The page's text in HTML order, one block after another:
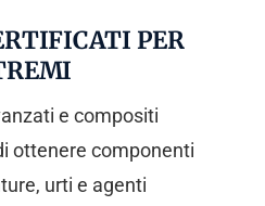
PER
e compositi
ottenere componenti
urti e agenti